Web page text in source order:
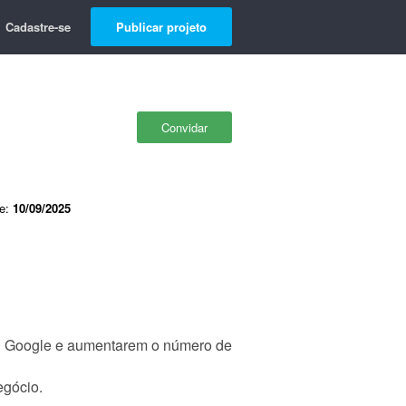
Cadastre-se Publicar projeto
Convidar
10/09/2025
e aumentarem o número de